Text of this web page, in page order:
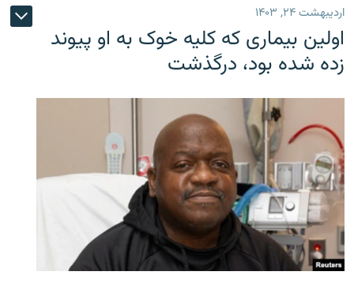
اردیبهشت ۲۴, ۱۴۰۳
اولین بیماری که کلیه خوک به او پیوند
زده شده بود، درگذشت